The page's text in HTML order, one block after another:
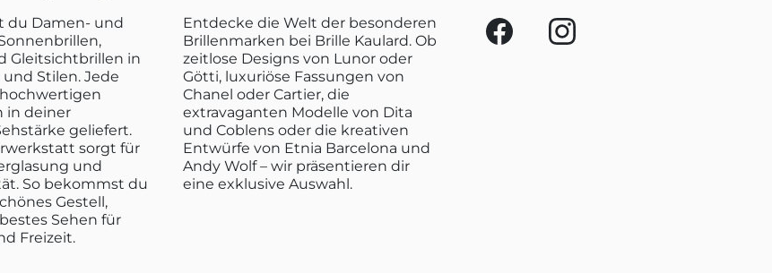
du Damen- und
Gleitsichtbrillen in
Stilen. Jede
in deiner
geliefert.
sorgt für
und
So bekommst du
Gestell,
Sehen für
Freizeit.
Entdecke die Welt der besonderen
Brillenmarken bei Brille Kaulard. Ob
zeitlose Designs von Lunor oder
Götti, luxuriöse Fassungen von
Chanel oder Cartier, die
extravaganten Modelle von Dita
und Coblens oder die kreativen
Entwürfe von Etnia Barcelona und
Andy Wolf – wir präsentieren dir
eine exklusive Auswahl.